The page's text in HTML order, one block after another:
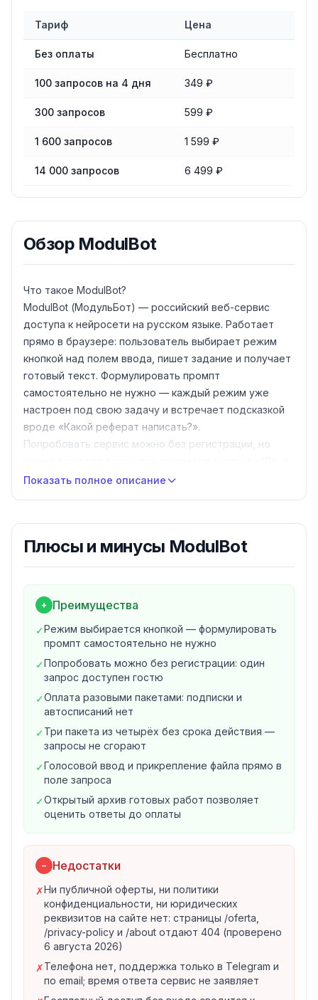
Тариф Цена
Без оплаты Бесплатно
100 запросов на 4 дня 349 ₽
300 запросов 599 ₽
1 600 запросов 1 599 ₽
14 000 запросов 6 499 ₽
Обзор ModulBot
Что такое ModulBot?
ModulBot (МодульБот) — российский веб-сервис
доступа к нейросети на русском языке. Работает
прямо в браузере: пользователь выбирает режим
кнопкой над полем ввода, пишет задание и получает
готовый текст. Формулировать промпт
самостоятельно не нужно — каждый режим уже
настроен под свою задачу и встречает подсказкой
вроде «Какой реферат написать?».
Попробовать сервис можно без регистрации, но
следующий запрос сайт закрывает окном «Гостевые
сервис не пишет. Сайт ставится как приложение
находится только поддержка.
Режимы ModulBot
Учёба
Написать реферат по заданной теме
Сочинение и эссе онлайн
Решить задачу по математике
Создание текста
Написать текст с нуля по описанию
Продолжить начатый фрагмент
Свободный чат с нейросетью по любому вопросу
Переработка готового текста
Пересказать текст своими словами
Сократить текст без потери смысла
Улучшить текст и его стиль
Повысить уникальность
Ввод и интерфейс
Голосовой ввод запроса кнопкой микрофона
Прикрепление файла к заданию
Кнопки «Копировать», «Переписать» и «Дополнить»
под ответом
Модуль Бот 2.0 и бесплатная версия
Модель зависит от оплаты. Без оплаченных запросов
отвечает бесплатная версия нейросети, а купленный
Показать полное описание
Плюсы и минусы ModulBot
+ Преимущества
✓Режим выбирается кнопкой — формулировать
промпт самостоятельно не нужно
✓Попробовать можно без регистрации: один
запрос доступен гостю
✓Оплата разовыми пакетами: подписки и
автосписаний нет
✓Три пакета из четырёх без срока действия —
запросы не сгорают
✓Голосовой ввод и прикрепление файла прямо в
поле запроса
✓Открытый архив готовых работ позволяет
оценить ответы до оплаты
− Недостатки
✗Ни публичной оферты, ни политики
конфиденциальности, ни юридических
реквизитов на сайте нет: страницы /oferta,
/privacy-policy и /about отдают 404 (проверено
6 августа 2026)
✗Телефона нет, поддержка только в Telegram и
по email; время ответа сервис не заявляет